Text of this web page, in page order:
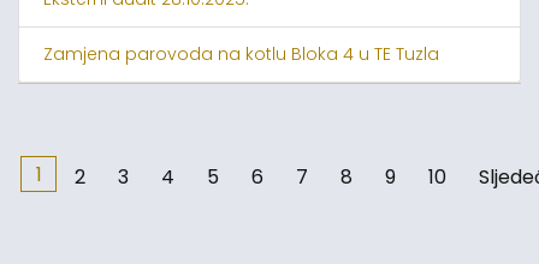
Zamjena parovoda na kotlu Bloka 4 u TE Tuzla
1 2 3 4 5 6 7 8 9 10